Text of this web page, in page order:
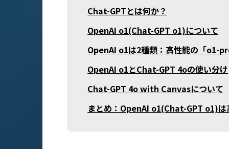
Chat-GPTとは何か？
OpenAI o1(Chat-GPT o1)について
OpenAI o1は2種類：高性能の「o1-
OpenAI o1とChat-GPT 4oの使い分け
Chat-GPT 4o with Canvasについて
まとめ：OpenAI o1(Chat-GPT o1)は